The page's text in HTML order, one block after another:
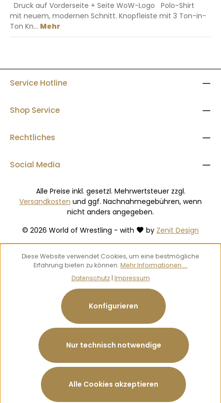
Druck auf Vorderseite + Seite WoW-Logo Polo-Shirt
mit neuem, modernen Schnitt. Knopfleiste mit 3 Ton-in-
Ton Kn… Mehr
Service Hotline
Shop Service
Rechtliches
Social Media
© 2026 World of Wrestling - with by Zenit Design
Alle Preise inkl. gesetzl. Mehrwertsteuer zzgl.
Versandkosten und ggf. Nachnahmegebühren, wenn
nicht anders angegeben.
Diese Website verwendet Cookies, um eine bestmögliche
Erfahrung bieten zu können. Mehr Informationen ...
Datenschutz| Impressum
Nur technisch notwendige
Konfigurieren
Alle Cookies akzeptieren